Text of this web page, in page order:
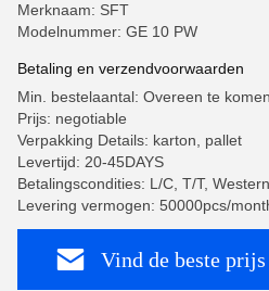
Merknaam: SFT
Modelnummer: GE 10 PW
Betaling en verzendvoorwaarden
Min. bestelaantal: Overeen te komen
Prijs: negotiable
Verpakking Details: karton, pallet
Levertijd: 20-45DAYS
Betalingscondities: L/C, T/T,
Levering vermogen: 50000pcs/
Vind de beste prijs